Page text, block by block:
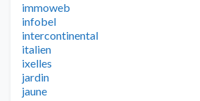
immoweb
infobel
intercontinental
italien
ixelles
jardin
jaune